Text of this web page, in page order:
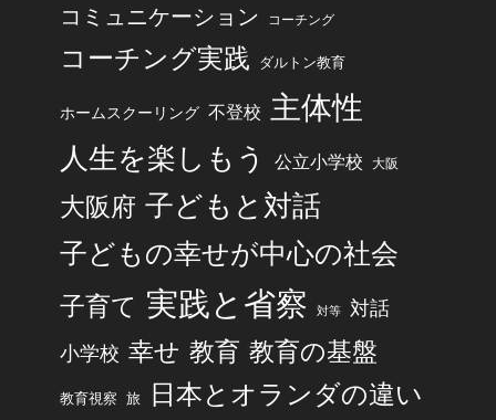
コミュニケーション コーチング
コーチング実践 ダルトン教育
ホームスクーリング 不登校 主体性
人生を楽しもう 公立小学校 大阪
大阪府 子どもと対話
子どもの幸せが中心の社会
子育て 実践と省察 対等 対話
小学校 幸せ 教育 教育の基盤
教育視察 旅 日本とオランダの違い